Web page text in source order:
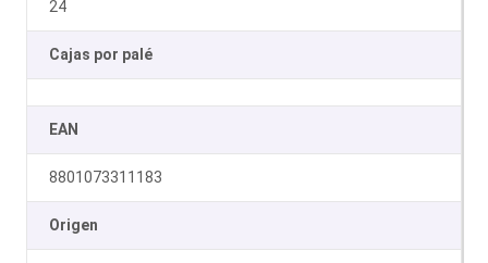
24
Cajas por palé
EAN
8801073311183
Origen